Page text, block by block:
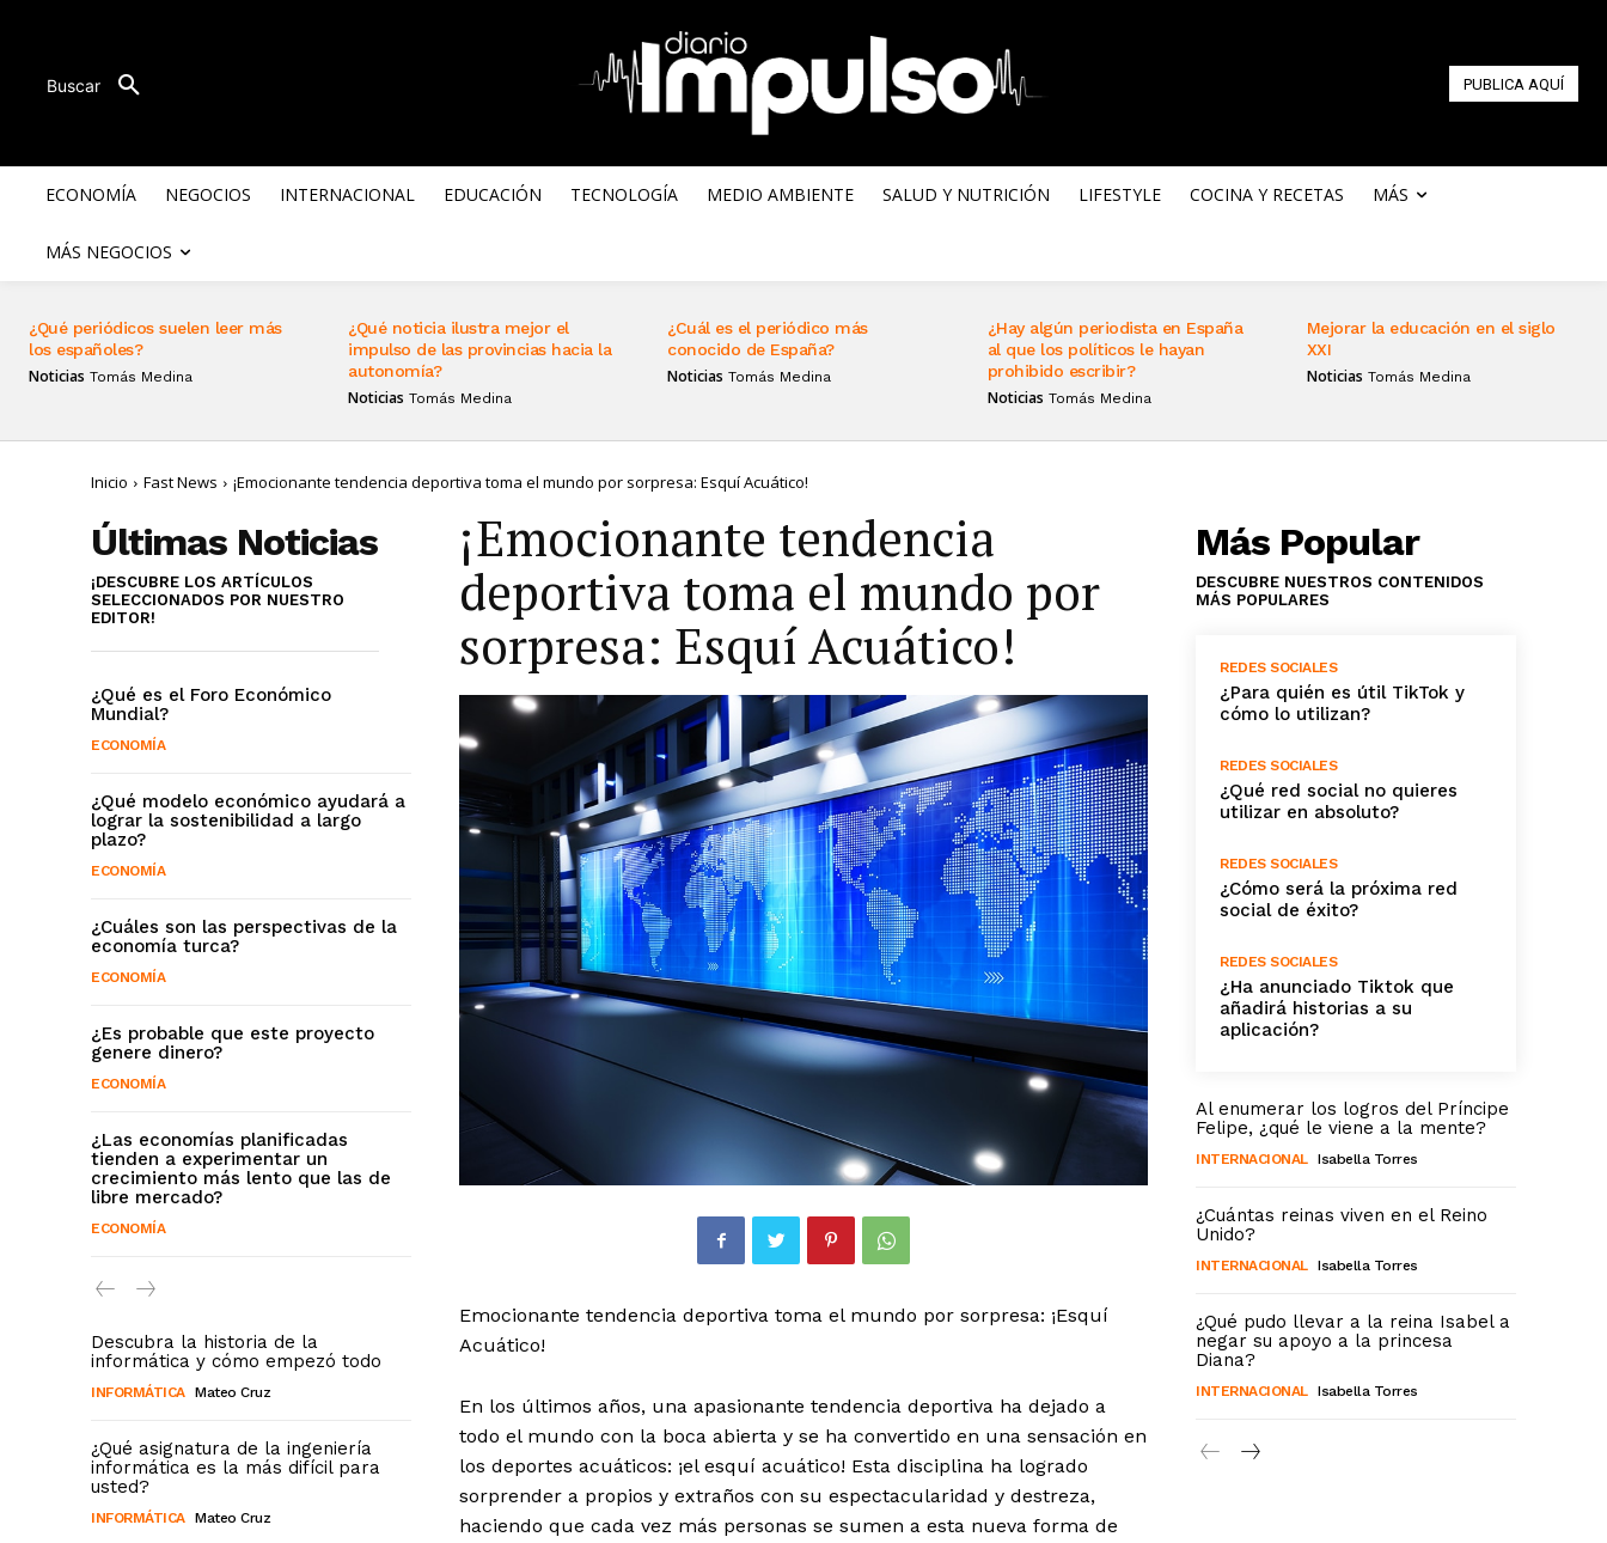
Buscar PUBLICA AQUÍ
ECONOMÍA NEGOCIOS INTERNACIONAL EDUCACIÓN TECNOLOGÍA MEDIO AMBIENTE SALUD Y NUTRICIÓN LIFESTYLE COCINA Y RECETAS MÁS
MÁS NEGOCIOS
¿Qué periódicos suelen leer más
los españoles?
Noticias Tomás Medina
¿Qué noticia ilustra mejor el
impulso de las provincias hacia la
autonomía?
Noticias Tomás Medina
¿Cuál es el periódico más
conocido de España?
Noticias Tomás Medina
¿Hay algún periodista en España
al que los políticos le hayan
prohibido escribir?
Noticias Tomás Medina
Mejorar la educación en el siglo
XXI
Noticias Tomás Medina
Inicio Fast News ¡Emocionante tendencia deportiva toma el mundo por sorpresa: Esquí Acuático!
Últimas Noticias
¡DESCUBRE LOS ARTÍCULOS
SELECCIONADOS POR NUESTRO
EDITOR!
¿Qué es el Foro Económico
Mundial?
ECONOMÍA
¿Qué modelo económico ayudará a
lograr la sostenibilidad a largo
plazo?
ECONOMÍA
¿Cuáles son las perspectivas de la
economía turca?
ECONOMÍA
¿Es probable que este proyecto
genere dinero?
ECONOMÍA
¿Las economías planificadas
tienden a experimentar un
crecimiento más lento que las de
libre mercado?
ECONOMÍA
Descubra la historia de la
informática y cómo empezó todo
INFORMÁTICA Mateo Cruz
¿Qué asignatura de la ingeniería
informática es la más difícil para
usted?
INFORMÁTICA Mateo Cruz
¡Emocionante tendencia
deportiva toma el mundo por
sorpresa: Esquí Acuático!
Emocionante tendencia deportiva toma el mundo por sorpresa: ¡Esquí
Acuático!
En los últimos años, una apasionante tendencia deportiva ha dejado a
todo el mundo con la boca abierta y se ha convertido en una sensación en
los deportes acuáticos: ¡el esquí acuático! Esta disciplina ha logrado
sorprender a propios y extraños con su espectacularidad y destreza,
haciendo que cada vez más personas se sumen a esta nueva forma de
Más Popular
DESCUBRE NUESTROS CONTENIDOS
MÁS POPULARES
REDES SOCIALES
¿Para quién es útil TikTok y
cómo lo utilizan?
REDES SOCIALES
¿Qué red social no quieres
utilizar en absoluto?
REDES SOCIALES
¿Cómo será la próxima red
social de éxito?
REDES SOCIALES
¿Ha anunciado Tiktok que
añadirá historias a su
aplicación?
Al enumerar los logros del Príncipe
Felipe, ¿qué le viene a la mente?
INTERNACIONAL Isabella Torres
¿Cuántas reinas viven en el Reino
Unido?
INTERNACIONAL Isabella Torres
¿Qué pudo llevar a la reina Isabel a
negar su apoyo a la princesa
Diana?
INTERNACIONAL Isabella Torres